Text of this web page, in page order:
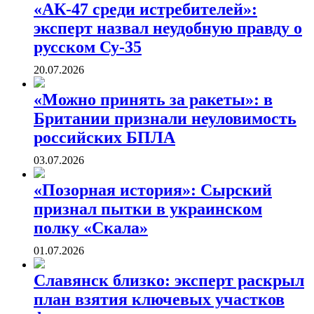
«АК-47 среди истребителей»:
эксперт назвал неудобную правду о
русском Су-35
20.07.2026
«Можно принять за ракеты»: в
Британии признали неуловимость
российских БПЛА
03.07.2026
«Позорная история»: Сырский
признал пытки в украинском
полку «Скала»
01.07.2026
Славянск близко: эксперт раскрыл
план взятия ключевых участков